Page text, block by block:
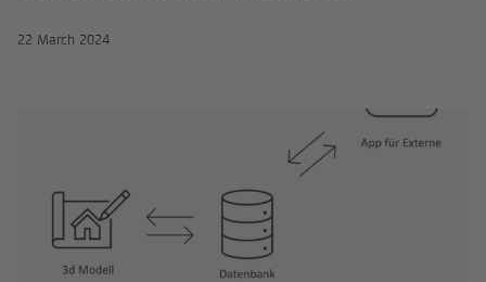
22 March 2024
Raumbuch - Projektdatenbank